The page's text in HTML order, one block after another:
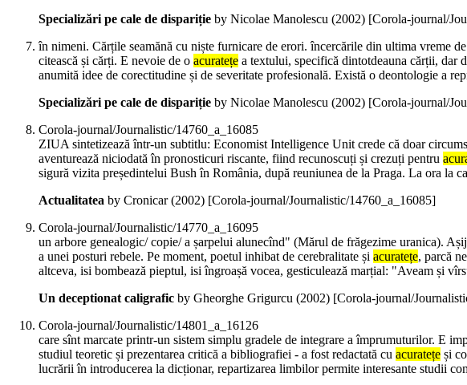
Specializări pe cale de dispariție by Nicolae Manolescu (2002) [Corola-journal/
în nimeni. Cărțile seamănă cu niște furnicare de erori. încercările din ultima vreme
citească și cărți. E nevoie de o acuratețe a textului, specifică dintotdeauna cărții, dar
anumită idee de corectitudine și de severitate profesională. Există o deontologie a
Specializări pe cale de dispariție by Nicolae Manolescu (2002) [Corola-journal/
Corola-journal/Journalistic/14760_a_16085
ZIUA sintetizează într-un subtitlu: Economist Intelligence Unit crede că doar
aventurează niciodată în pronosticuri riscante, fiind recunoscuți și crezuți pentru
sigură vizita președintelui Bush în România, după reuniunea de la Praga. La ora la
Actualitatea by Cronicar (2002) [Corola-journal/Journalistic/14760_a_16085]
Corola-journal/Journalistic/14770_a_16095
un arbore genealogic/ copie/ a șarpelui alunecînd" (Mărul de frăgezime uranica).
a unei posturi rebele. Pe moment, poetul inhibat de cerebralitate și acuratețe, parcă
altceva, isi bombează pieptul, isi îngroașă vocea, gesticulează marțial: "Aveam și
Un deceptionat caligrafic by Gheorghe Grigurcu (2002) [Corola-journal/
Corola-journal/Journalistic/14801_a_16126
care sînt marcate printr-un sistem simplu gradele de integrare a împrumuturilor. E
studiul teoretic și prezentarea critică a bibliografiei - a fost redactată cu acuratețe și
lucrării în introducerea la dicționar, repartizarea limbilor permite interesante studii